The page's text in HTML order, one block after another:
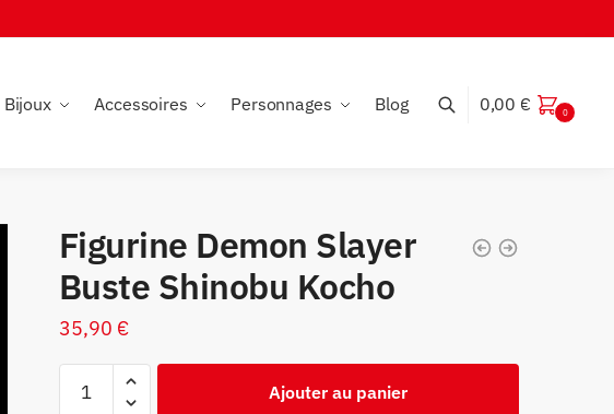
Bijoux Accessoires Personnages Blog 0,00 € 0
Figurine Demon Slayer
Buste Shinobu Kocho
35,90 €
Ajouter au panier